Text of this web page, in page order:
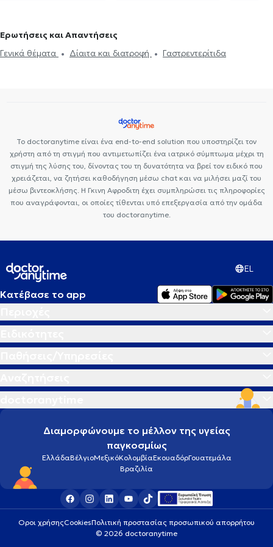
στο Περιστέρι
Διαιτολόγοι - Διατροφολόγοι στη Μεταμόρφωση
Ερωτήσεις και Απαντήσεις
Γενικά θέματα
Δίαιτα και διατροφή Γαστρεντερίτιδα
Το doctoranytime είναι ένα end-to-end solution που υποστηρίζει τον
χρήστη από τη στιγμή που αντιμετωπίζει ένα ιατρικό σύμπτωμα μέχρι τη
στιγμή της λύσης του, δίνοντας του τη δυνατότητα να βρεί τον ειδικό που
χρειάζεται, να ζητήσει καθοδήγηση μέσω chat και να μιλήσει μαζί του
μέσω βιντεοκλήσης. Η Γκινη Αφροδιτη έχει συμπληρώσει τις πληροφορίες
που αναγράφονται, οι οποίες τίθενται υπό επεξεργασία από την ομάδα
του doctoranytime.
EL
Κατέβασε το app
Διαμορφώνουμε το μέλλον της υγείας
παγκοσμίως
ΕλλάδαΒέλγιοΜεξικόΚολομβίαΕκουαδόρΓουατεμάλα
Βραζιλία
Οροι χρήσηςCookiesΠολιτική προστασίας προσωπικού απορρήτου
© 2026 doctoranytime